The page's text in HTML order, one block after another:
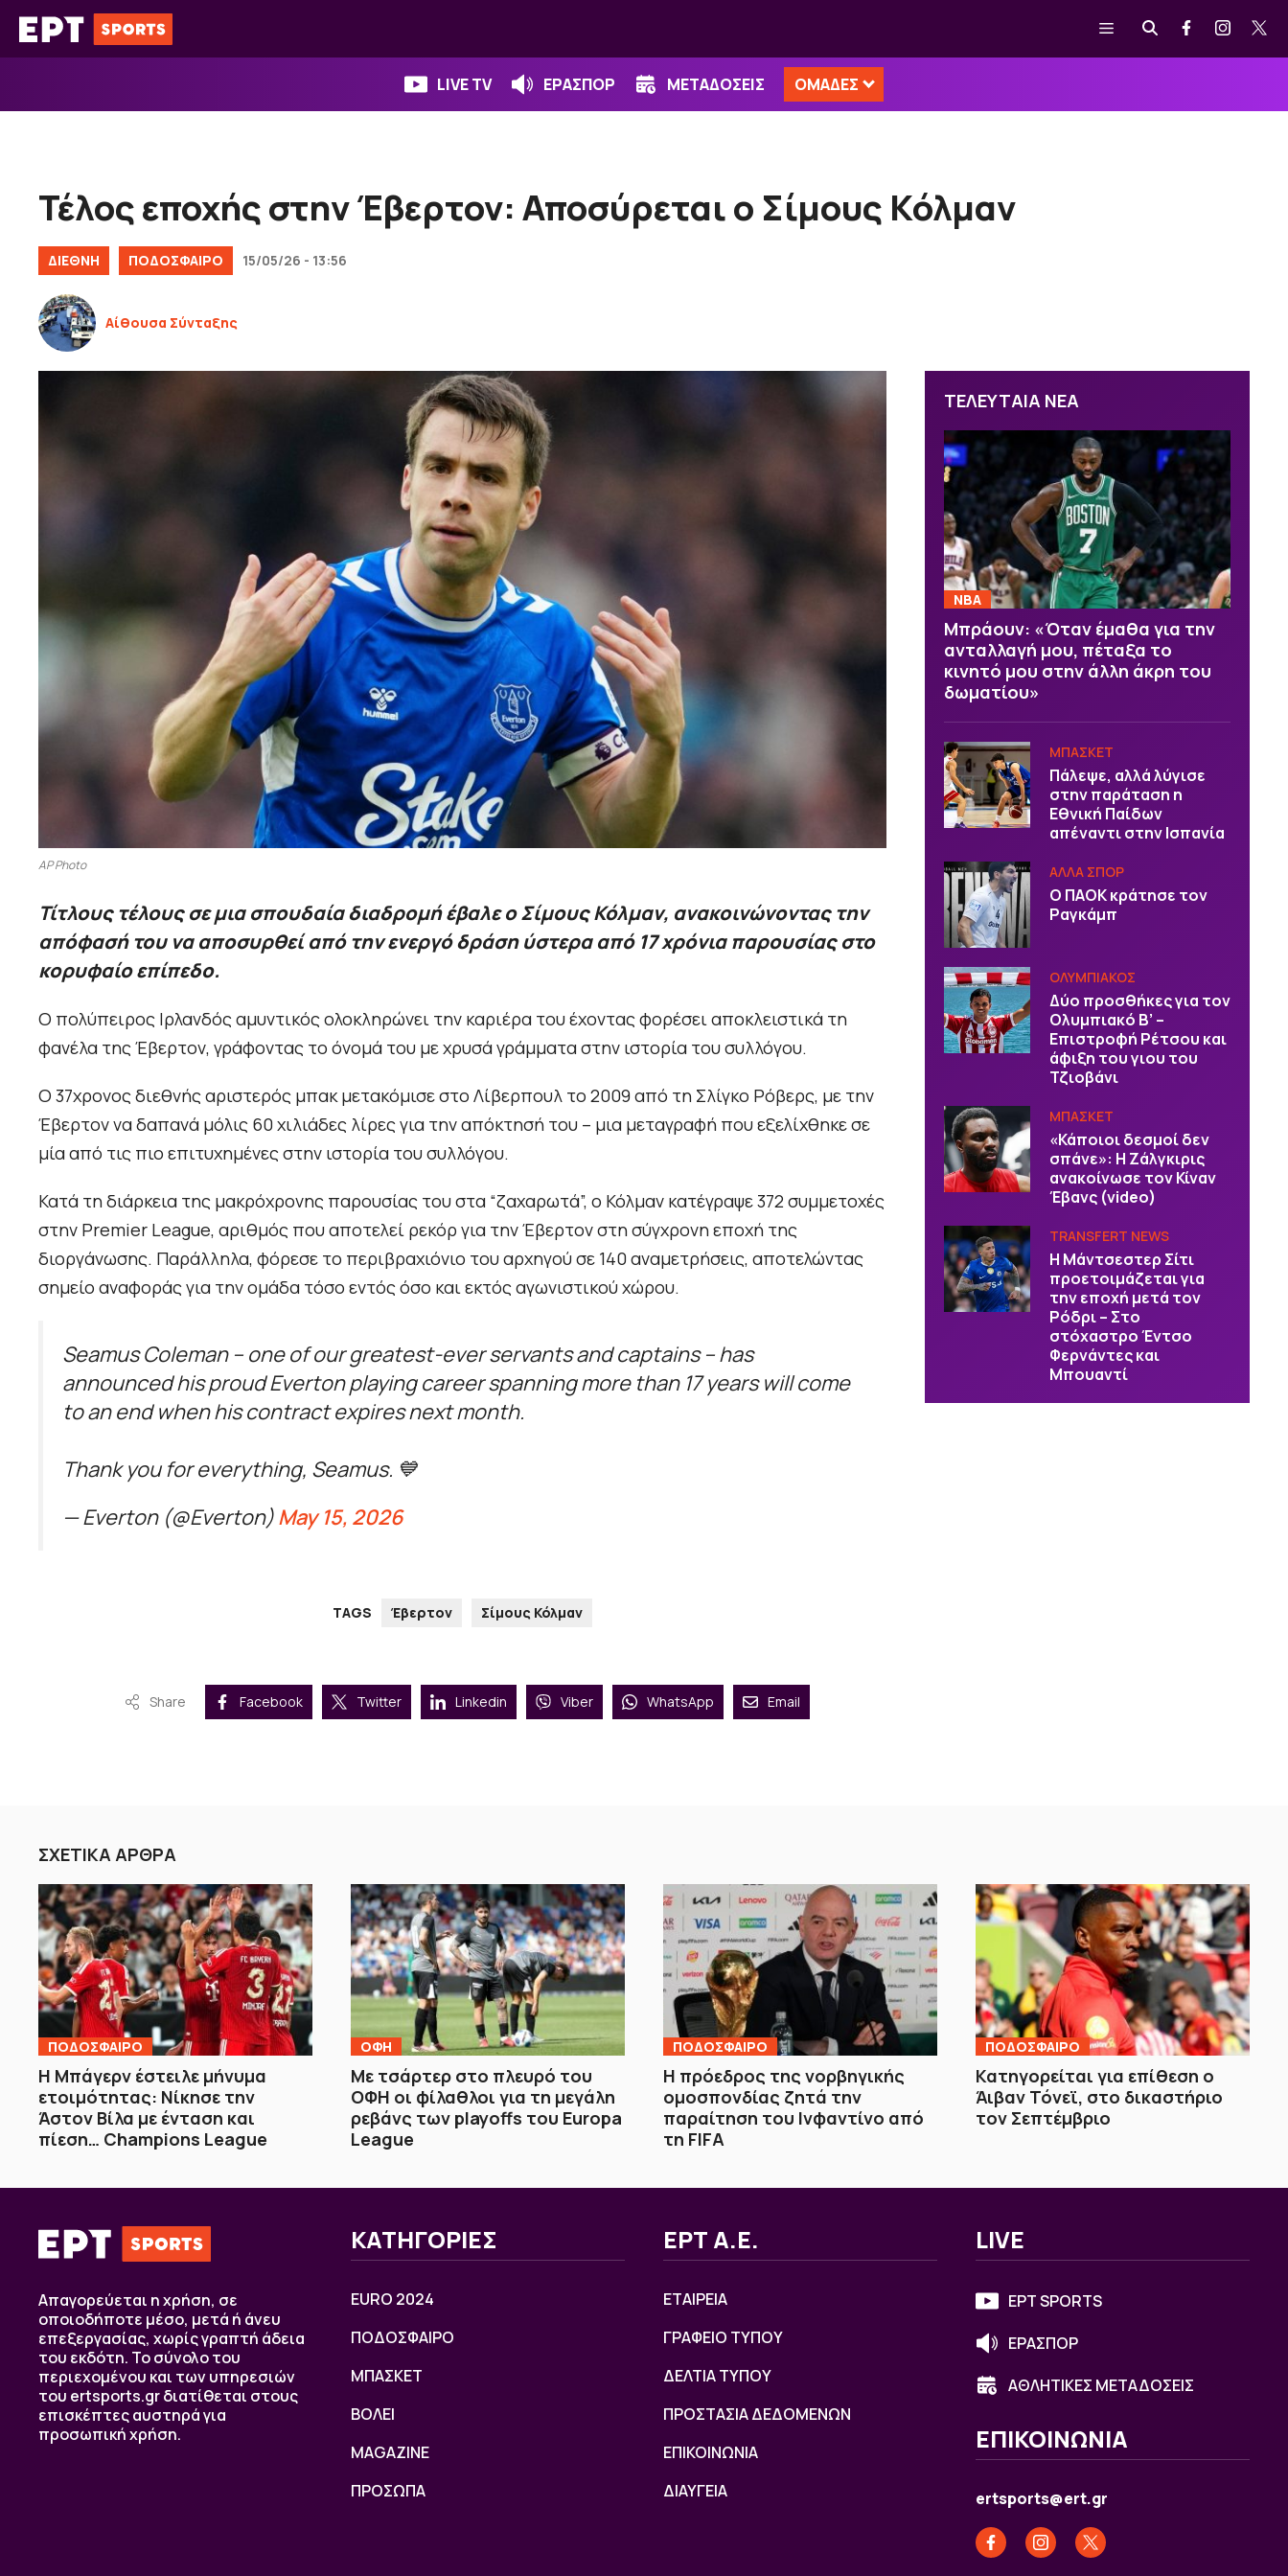
Μετάβαση
σε
Μενού
LIVE TV ΕΡΑΣΠΟΡ ΜΕΤΑΔΟΣΕΙΣ ΟΜΑΔΕΣ
Τέλος εποχής στην Έβερτον: Αποσύρεται ο Σίμους Κόλμαν
ΔΙΕΘΝΉ ΠΟΔΟΣΦΑΙΡΟ 15/05/26 - 13:56
Αίθουσα Σύνταξης
AP Photo
Τίτλους τέλους σε μια σπουδαία διαδρομή έβαλε ο Σίμους Κόλμαν, ανακοινώνοντας την
απόφασή του να αποσυρθεί από την ενεργό δράση ύστερα από 17 χρόνια παρουσίας στο
κορυφαίο επίπεδο.
Ο πολύπειρος Ιρλανδός αμυντικός ολοκληρώνει την καριέρα του έχοντας φορέσει αποκλειστικά τη
φανέλα της Έβερτον, γράφοντας το όνομά του με χρυσά γράμματα στην ιστορία του συλλόγου.
Ο 37χρονος διεθνής αριστερός μπακ μετακόμισε στο Λίβερπουλ το 2009 από τη Σλίγκο Ρόβερς, με την
Έβερτον να δαπανά μόλις 60 χιλιάδες λίρες για την απόκτησή του – μια μεταγραφή που εξελίχθηκε σε
μία από τις πιο επιτυχημένες στην ιστορία του συλλόγου.
Κατά τη διάρκεια της μακρόχρονης παρουσίας του στα “ζαχαρωτά”, ο Κόλμαν κατέγραψε 372 συμμετοχές
στην Premier League, αριθμός που αποτελεί ρεκόρ για την Έβερτον στη σύγχρονη εποχή της
διοργάνωσης. Παράλληλα, φόρεσε το περιβραχιόνιο του αρχηγού σε 140 αναμετρήσεις, αποτελώντας
σημείο αναφοράς για την ομάδα τόσο εντός όσο και εκτός αγωνιστικού χώρου.
Seamus Coleman – one of our greatest-ever servants and captains – has
announced his proud Everton playing career spanning more than 17 years will come
to an end when his contract expires next month.
Thank you for everything, Seamus. 💙
— Everton (@Everton)May 15, 2026
TAGS Έβερτον Σίμους Κόλμαν
Share Facebook Twitter Linkedin Viber WhatsApp Email
ΤΕΛΕΥΤΑΙΑ ΝΕΑ
NBA
Μπράουν: «Όταν έμαθα για την
ανταλλαγή μου, πέταξα το
κινητό μου στην άλλη άκρη του
δωματίου»
ΜΠΑΣΚΕΤ
Πάλεψε, αλλά λύγισε
στην παράταση η
Εθνική Παίδων
απέναντι στην Ισπανία
ΑΛΛΑ ΣΠΟΡ
Ο ΠΑΟΚ κράτησε τον
Ραγκάμπ
ΟΛΥΜΠΙΑΚΟΣ
Δύο προσθήκες για τον
Ολυμπιακό Β’ –
Επιστροφή Ρέτσου και
άφιξη του γιου του
Τζιοβάνι
ΜΠΑΣΚΕΤ
«Κάποιοι δεσμοί δεν
σπάνε»: Η Ζάλγκιρις
ανακοίνωσε τον Κίναν
Έβανς (video)
TRANSFERT NEWS
Η Μάντσεστερ Σίτι
προετοιμάζεται για
την εποχή μετά τον
Ρόδρι – Στο
στόχαστρο Έντσο
Φερνάντες και
Μπουαντί
ΣΧΕΤΙΚΑ ΑΡΘΡΑ
ΠΟΔΟΣΦΑΙΡΟ
Η Μπάγερν έστειλε μήνυμα
ετοιμότητας: Νίκησε την
Άστον Βίλα με ένταση και
πίεση… Champions League
ΟΦΗ
Με τσάρτερ στο πλευρό του
ΟΦΗ οι φίλαθλοι για τη μεγάλη
ρεβάνς των playoffs του Europa
League
ΠΟΔΟΣΦΑΙΡΟ
Η πρόεδρος της νορβηγικής
ομοσπονδίας ζητά την
παραίτηση του Ινφαντίνο από
τη FIFA
ΠΟΔΟΣΦΑΙΡΟ
Κατηγορείται για επίθεση ο
Άιβαν Τόνεϊ, στο δικαστήριο
τον Σεπτέμβριο
Απαγορεύεται η χρήση, σε
οποιοδήποτε μέσο, μετά ή άνευ
επεξεργασίας, χωρίς γραπτή άδεια
του εκδότη. Το σύνολο του
περιεχομένου και των υπηρεσιών
του ertsports.gr διατίθεται στους
επισκέπτες αυστηρά για
προσωπική χρήση.
ΚΑΤΗΓΟΡΙΕΣ
EURO 2024
ΠΟΔΟΣΦΑΙΡΟ
ΜΠΑΣΚΕΤ
ΒOΛΕΙ
MAGAZINE
ΠΡΟΣΩΠΑ
ΕΡΤ Α.Ε.
ΕΤΑΙΡΕΙΑ
ΓΡΑΦΕΙΟ ΤΥΠΟΥ
ΔΕΛΤΙΑ ΤΥΠΟΥ
ΠΡΟΣΤΑΣΙΑ ΔΕΔΟΜΕΝΩΝ
ΕΠΙΚΟΙΝΩΝΙΑ
ΔΙΑΥΓΕΙΑ
LIVE
ΕΡΤ SPORTS
ΕΡΑΣΠΟΡ
ΑΘΛΗΤΙΚΕΣ ΜΕΤΑΔΟΣΕΙΣ
ΕΠΙΚΟΙΝΩΝΙΑ
ertsports@ert.gr